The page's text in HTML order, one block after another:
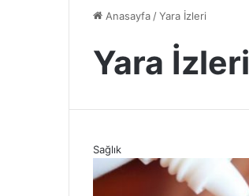
Anasayfa /Yara İzleri
Yara İzleri
Sağlık